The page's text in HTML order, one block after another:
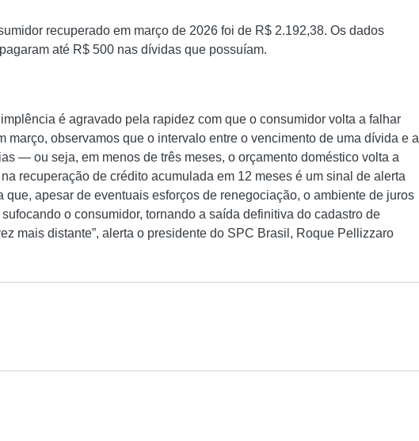
recuperado em março de 2026 foi de R$ 2.192,38. Os dados
até R$ 500 nas dívidas que possuíam.
é agravado pela rapidez com que o consumidor volta a falhar
março, observamos que o intervalo entre o vencimento de uma dívida e a
— ou seja, em menos de três meses, o orçamento doméstico volta a
recuperação de crédito acumulada em 12 meses é um sinal de alerta
que, apesar de eventuais esforços de renegociação, o ambiente de juros
o consumidor, tornando a saída definitiva do cadastro de
mais distante”, alerta o presidente do SPC Brasil, Roque Pellizzaro